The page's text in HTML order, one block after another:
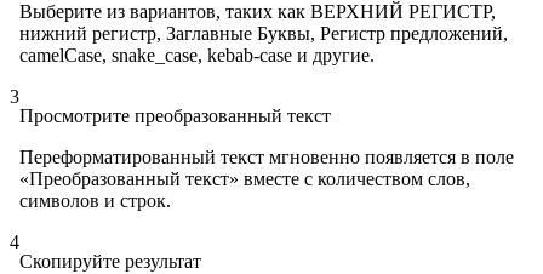
Выберите из вариантов, таких как ВЕРХНИЙ РЕГИСТР,
нижний регистр, Заглавные Буквы, Регистр предложений,
camelCase, snake_case, kebab-case и другие.
3
Просмотрите преобразованный текст
Переформатированный текст мгновенно появляется в поле
«Преобразованный текст» вместе с количеством слов,
символов и строк.
4
Скопируйте результат